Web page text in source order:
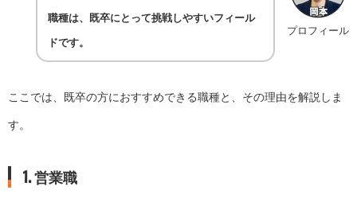
プロフィール
職種は、既卒にとって挑戦しやすいフィール
ドです。
ここでは、既卒の方におすすめできる職種と、その理由を解説しま
す。
1. 営業職